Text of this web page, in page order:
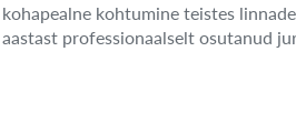
kohapealne kohtumine teistes
aastast professionaalselt osutanud